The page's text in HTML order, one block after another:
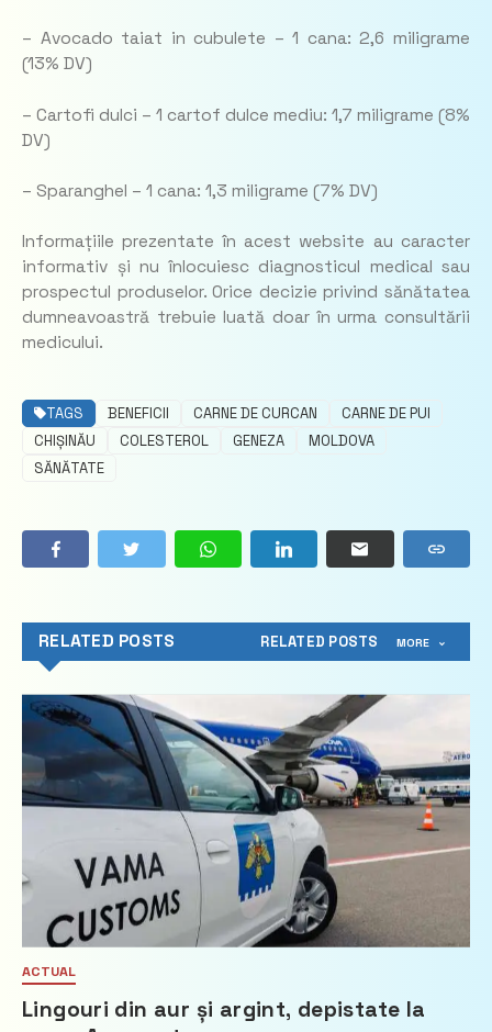
– Avocado taiat in cubulete – 1 cana: 2,6 miligrame
(13% DV)
– Cartofi dulci – 1 cartof dulce mediu: 1,7 miligrame (8%
DV)
– Sparanghel – 1 cana: 1,3 miligrame (7% DV)
Informațiile prezentate în acest website au caracter
informativ și nu înlocuiesc diagnosticul medical sau
prospectul produselor. Orice decizie privind sănătatea
dumneavoastră trebuie luată doar în urma consultării
medicului.
TAGS BENEFICII CARNE DE CURCAN
CARNE DE PUI
CHIȘINĂU
COLESTEROL GENEZA
MOLDOVA
SĂNĂTATE
RELATED POSTS RELATED POSTS MORE
ACTUAL
Lingouri din aur și argint, depistate la